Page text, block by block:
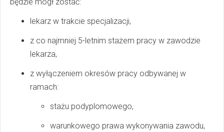
lekarz w trakcie specjalizacji,
z co najmniej 5-letnim stażem pracy w zawodzie
lekarza,
z wyłączeniem okresów pracy odbywanej w
ramach:
stażu podyplomowego,
warunkowego prawa wykonywania zawodu,